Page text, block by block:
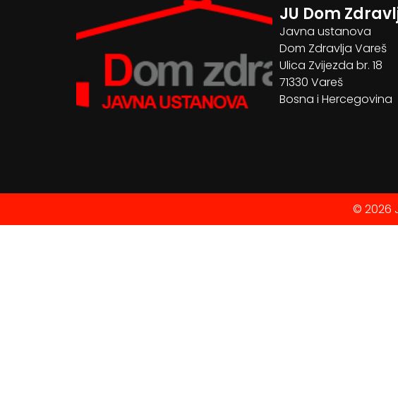
JU Dom
Javna ustanova
Dom Zdravlja Vareš
Ulica Zvijezda br. 18
71330 Vareš
Bosna i Hercegovina
© 2026